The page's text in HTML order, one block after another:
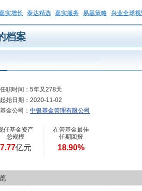
实增长 泰达精选 嘉实服务 易基策略 兴业全球
档案
职时间： 5年又278天
始日期： 2020-11-02
金公司： 中银基金管理有限公司
任基金资产
总规模
7.77亿元
在管基金最佳
任期回报
18.90%